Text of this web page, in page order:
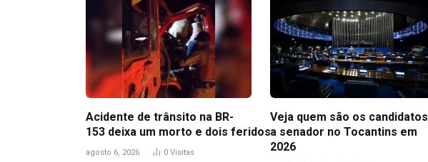
Acidente de trânsito na BR-
153 deixa um morto e dois feridos
agosto 6, 2026 0 Visitas
Veja quem são os candidatos
a senador no Tocantins em
2026